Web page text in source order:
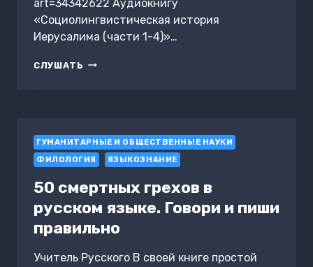
art=34342622 Аудиокнигу
«Социолингвистическая история
Иерусалима (части 1-4)»…
СЛУШАТЬ СОЦИОЛИНГВИСТИЧЕСКАЯ
ГУМАНИТАРНЫЕ И ОБЩЕСТВЕННЫЕ НАУКИ
ФИЛОЛОГИЯ
ЯЗЫКОЗНАНИЕ
50 смертных грехов в
русском языке. Говори и пиши
правильно
Учитель Русского В своей книге простой